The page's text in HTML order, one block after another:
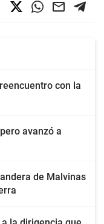
con la
avanzó a
de Malvinas